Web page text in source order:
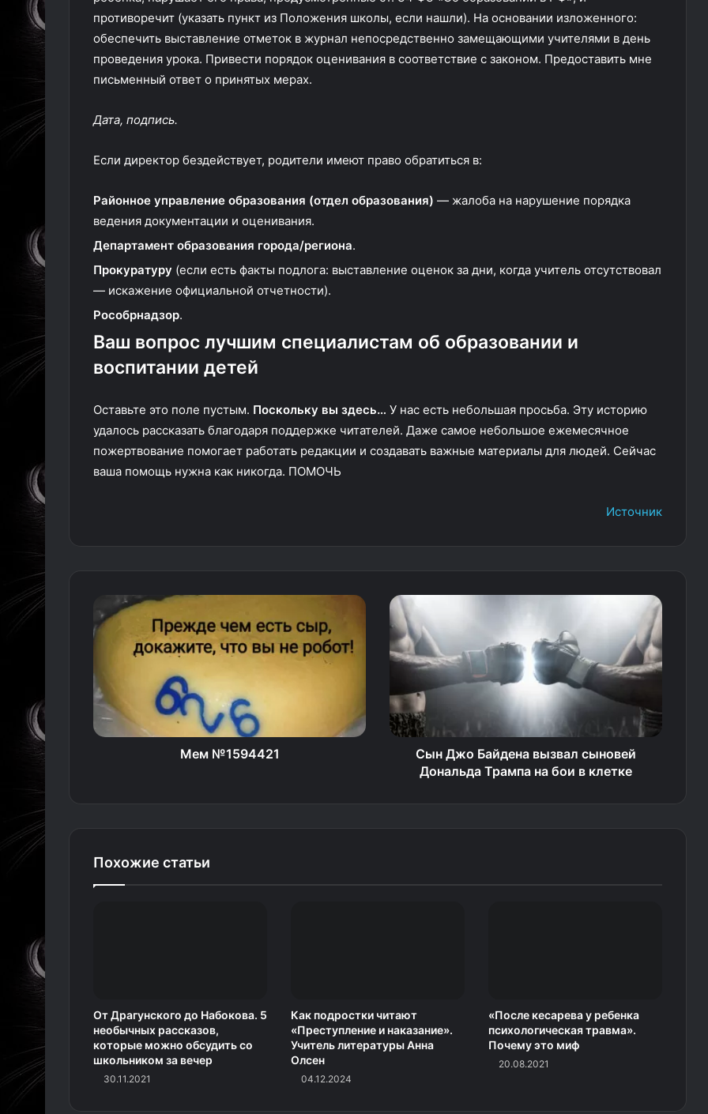
противоречит (указать пункт из Положения школы, если нашли). На основании изложенного:
обеспечить выставление отметок в журнал непосредственно замещающими учителями в день
проведения урока. Привести порядок оценивания в соответствие с законом. Предоставить мне
письменный ответ о принятых мерах.
Дата, подпись.
Если директор бездействует, родители имеют право обратиться в:
Районное управление образования (отдел образования) — жалоба на нарушение порядка
ведения документации и оценивания.
Департамент образования города/региона.
Прокуратуру (если есть факты подлога: выставление оценок за дни, когда учитель отсутствовал
— искажение официальной отчетности).
Рособрнадзор.
Ваш вопрос лучшим специалистам об образовании и
воспитании детей
Оставьте это поле пустым. Поскольку вы здесь… У нас есть небольшая просьба. Эту историю
удалось рассказать благодаря поддержке читателей. Даже самое небольшое ежемесячное
пожертвование помогает работать редакции и создавать важные материалы для людей. Сейчас
ваша помощь нужна как никогда. ПОМОЧЬ
Источник
Мем №1594421
Сын Джо Байдена вызвал сыновей
Дональда Трампа на бои в клетке
Похожие статьи
От Драгунского до Набокова. 5
необычных рассказов,
которые можно обсудить со
школьником за вечер
30.11.2021
Как подростки читают
«Преступление и наказание».
Учитель литературы Анна
Олсен
04.12.2024
«После кесарева у ребенка
психологическая травма».
Почему это миф
20.08.2021